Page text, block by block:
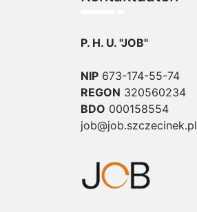
P. H. U. "JOB"
NIP 673-174-55-74
REGON 320560234
BDO 000158554
job@job.szczecinek.pl